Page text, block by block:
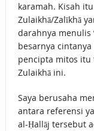
karamah. Kisah
Zulaikhā/Zalīkhā
darahnya menulis
besarnya
pencipta mitos
Zulaikhā ini.
Saya berusaha
antara referensi
al-Ḥallāj tersebut